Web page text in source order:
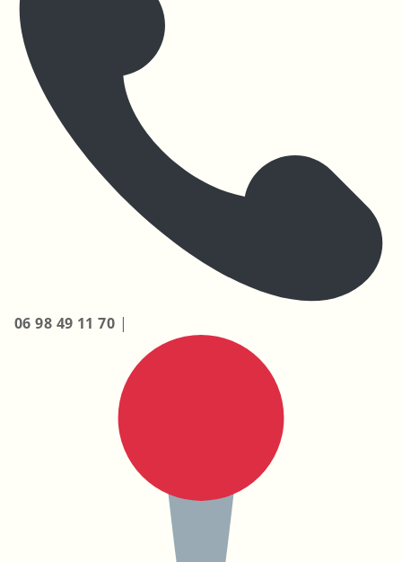
06 98 49 11 70 |